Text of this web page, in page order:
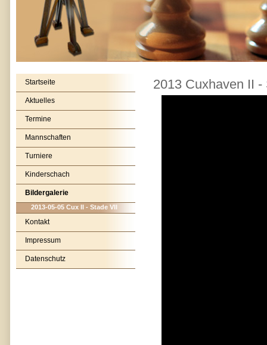
Startseite
Aktuelles
Termine
Mannschaften
Turniere
Kinderschach
Bildergalerie
2013-05-05 Cux II - Stade VII
Kontakt
Impressum
Datenschutz
2013 Cuxhaven II